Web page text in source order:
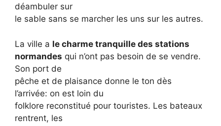
déambuler sur
le sable sans se marcher les uns sur les autres.
La ville a le charme tranquille des stations
normandes qui n’ont pas besoin de se vendre.
Son port de
pêche et de plaisance donne le ton dès
l’arrivée: on est loin du
folklore reconstitué pour touristes. Les bateaux
rentrent, les